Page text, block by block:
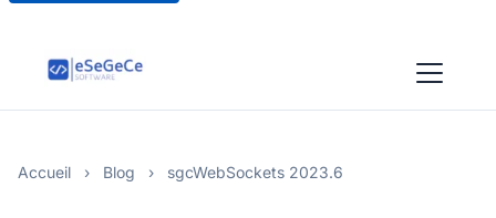
Accueil › Blog › sgcWebSockets 2023.6